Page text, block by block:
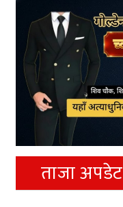
ताजा अपडेट